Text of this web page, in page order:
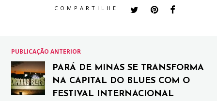
COMPARTILHE
PUBLICAÇÃO ANTERIOR
PARÁ DE MINAS SE TRANSFORMA
NA CAPITAL DO BLUES COM O
FESTIVAL INTERNACIONAL